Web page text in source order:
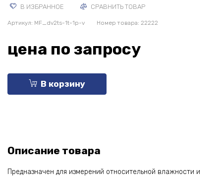
В ИЗБРАННОЕ СРАВНИТЬ ТОВАР
Артикул: MF_dv2ts-1t-1p-v Номер товара: 22222
цена по запросу
В корзину
Описание товара
Предназначен для измерений относительной влажности и